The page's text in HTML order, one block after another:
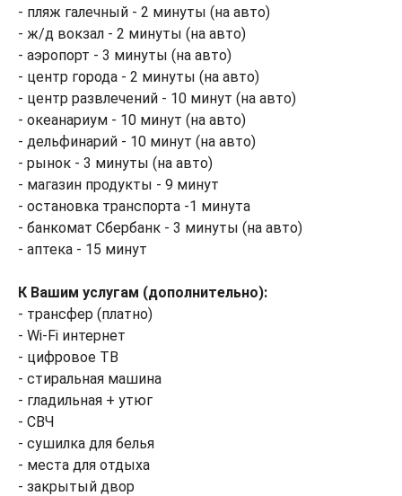
- пляж галечный - 2 минуты (на авто)
- ж/д вокзал - 2 минуты (на авто)
- аэропорт - 3 минуты (на авто)
- центр города - 2 минуты (на авто)
- центр развлечений - 10 минут (на авто)
- океанариум - 10 минут (на авто)
- дельфинарий - 10 минут (на авто)
- рынок - 3 минуты (на авто)
- магазин продукты - 9 минут
- остановка транспорта -1 минута
- банкомат Сбербанк - 3 минуты (на авто)
- аптека - 15 минут
К Вашим услугам (дополнительно):
- трансфер (платно)
- Wi-Fi интернет
- цифровое ТВ
- стиральная машина
- гладильная + утюг
- СВЧ
- сушилка для белья
- места для отдыха
- закрытый двор